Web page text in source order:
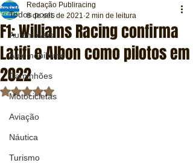
Todos posts
Automóveis
Automobilismo
Caminhões
Motocicletas
Aviação
Náutica
Turismo
F1: Williams Racing confirma
Latifi e Albon como pilotos em
2022
Redação Publiracing
8 de set. de 2021 2 min de leitura
Avaliado com NaN de 5 estrelas.